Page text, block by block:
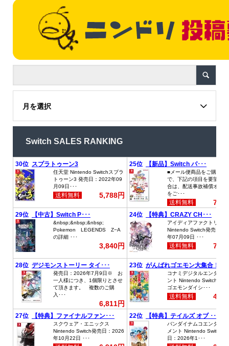
月を選択
Switch SALES RANKING